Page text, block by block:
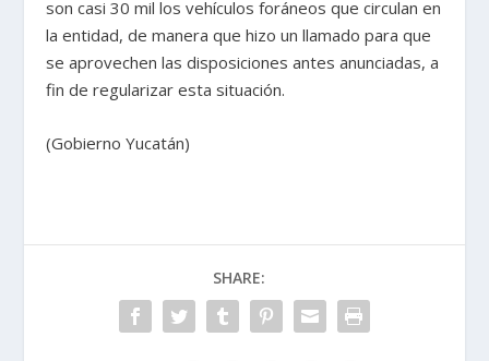
son casi 30 mil los vehículos foráneos que circulan en
la entidad, de manera que hizo un llamado para que
se aprovechen las disposiciones antes anunciadas, a
fin de regularizar esta situación.
(Gobierno Yucatán)
SHARE: